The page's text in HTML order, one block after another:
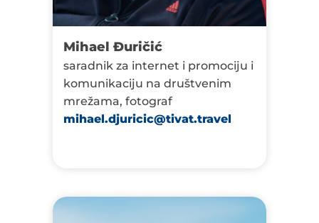
Mihael Đuričić
saradnik za internet i promociju i
komunikaciju na društvenim
mrežama, fotograf
mihael.djuricic@tivat.travel